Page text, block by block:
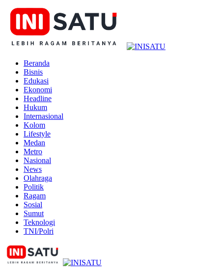
Beranda
Bisnis
Edukasi
Ekonomi
Headline
Hukum
Internasional
Kolom
Lifestyle
Medan
Metro
Nasional
News
Olahraga
Politik
Ragam
Sosial
Sumut
Teknologi
TNI/Polri